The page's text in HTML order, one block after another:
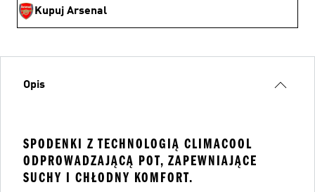
Kupuj Arsenal
Opis
SPODENKI Z TECHNOLOGIĄ CLIMACOOL
ODPROWADZAJĄCĄ POT, ZAPEWNIAJĄCE
SUCHY I CHŁODNY KOMFORT.